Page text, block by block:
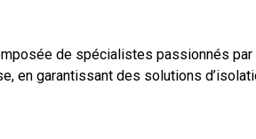
de spécialistes passionnés
en garantissant des solutions